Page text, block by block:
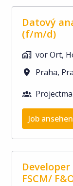
Datový
(f/m/d)
vor Ort,
Praha,
Job ansehen
FSCM/